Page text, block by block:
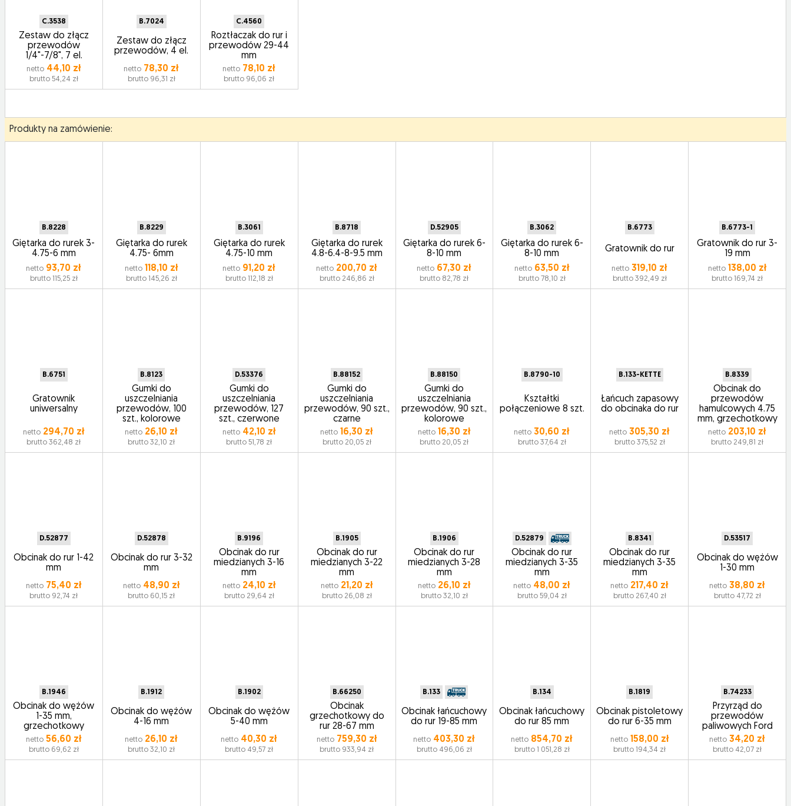
C.3538
Zestaw do złącz
przewodów
1/4"-7/8", 7 el.
netto44,10 zł
brutto 54,24 zł
B.7024
Zestaw do złącz
przewodów, 4 el.
netto 78,30 zł
brutto 96,31 zł
C.4560
Roztłaczak do rur i
przewodów 29-44
mm
netto 78,10 zł
brutto 96,06 zł
Produkty na zamówienie:
B.8228
Giętarka do rurek 3-
4.75-6 mm
netto 93,70 zł
brutto 115,25 zł
B.8229
Giętarka do rurek
4.75- 6mm
netto118,10 zł
brutto 145,26 zł
B.3061
Giętarka do rurek
4.75-10 mm
netto 91,20 zł
brutto 112,18 zł
B.8718
Giętarka do rurek
4.8-6.4-8-9.5 mm
netto 200,70 zł
brutto 246,86 zł
D.52905
Giętarka do rurek 6-
8-10 mm
netto 67,30 zł
brutto 82,78 zł
B.3062
Giętarka do rurek 6-
8-10 mm
netto63,50 zł
brutto 78,10 zł
B.6773
Gratownik do rur
netto 319,10 zł
brutto 392,49 zł
B.6773-1
Gratownik do rur 3-
19 mm
netto138,00 zł
brutto 169,74 zł
B.6751
Gratownik
uniwersalny
netto294,70 zł
brutto 362,48 zł
B.8123
Gumki do
uszczelniania
przewodów, 100
szt., kolorowe
netto 26,10 zł
brutto 32,10 zł
D.53376
Gumki do
uszczelniania
przewodów, 127
szt., czerwone
netto42,10 zł
brutto 51,78 zł
B.88152
Gumki do
uszczelniania
przewodów, 90 szt.,
czarne
netto 16,30 zł
brutto 20,05 zł
B.88150
Gumki do
uszczelniania
przewodów, 90 szt.,
kolorowe
netto16,30 zł
brutto 20,05 zł
B.8790-10
Kształtki
połączeniowe 8 szt.
netto 30,60 zł
brutto 37,64 zł
B.133-KETTE
Łańcuch zapasowy
do obcinaka do rur
netto 305,30 zł
brutto 375,52 zł
B.8339
Obcinak do
przewodów
hamulcowych 4.75
mm, grzechotkowy
netto 203,10 zł
brutto 249,81 zł
D.52877
Obcinak do rur 1-42
mm
netto75,40 zł
brutto 92,74 zł
D.52878
Obcinak do rur 3-32
mm
netto48,90 zł
brutto 60,15 zł
B.9196
Obcinak do rur
miedzianych 3-16
mm
netto24,10 zł
brutto 29,64 zł
B.1905
Obcinak do rur
miedzianych 3-22
mm
netto21,20 zł
brutto 26,08 zł
B.1906
Obcinak do rur
miedzianych 3-28
mm
netto26,10 zł
brutto 32,10 zł
D.52879
Obcinak do rur
miedzianych 3-35
mm
netto 48,00 zł
brutto 59,04 zł
B.8341
Obcinak do rur
miedzianych 3-35
mm
netto 217,40 zł
brutto 267,40 zł
D.53517
Obcinak do wężów
1-30 mm
netto 38,80 zł
brutto 47,72 zł
B.1946
Obcinak do wężów
1-35 mm,
grzechotkowy
netto56,60 zł
brutto 69,62 zł
B.1912
Obcinak do wężów
4-16 mm
netto 26,10 zł
brutto 32,10 zł
B.1902
Obcinak do wężów
5-40 mm
netto 40,30 zł
brutto 49,57 zł
B.66250
Obcinak
grzechotkowy do
rur 28-67 mm
netto759,30 zł
brutto 933,94 zł
B.133
Obcinak łańcuchowy
do rur 19-85 mm
netto 403,30 zł
brutto 496,06 zł
B.134
Obcinak łańcuchowy
do rur 85 mm
netto 854,70 zł
brutto 1 051,28 zł
B.1819
Obcinak pistoletowy
do rur 6-35 mm
netto158,00 zł
brutto 194,34 zł
B.74233
Przyrząd do
przewodów
paliwowych Ford
netto 34,20 zł
brutto 42,07 zł